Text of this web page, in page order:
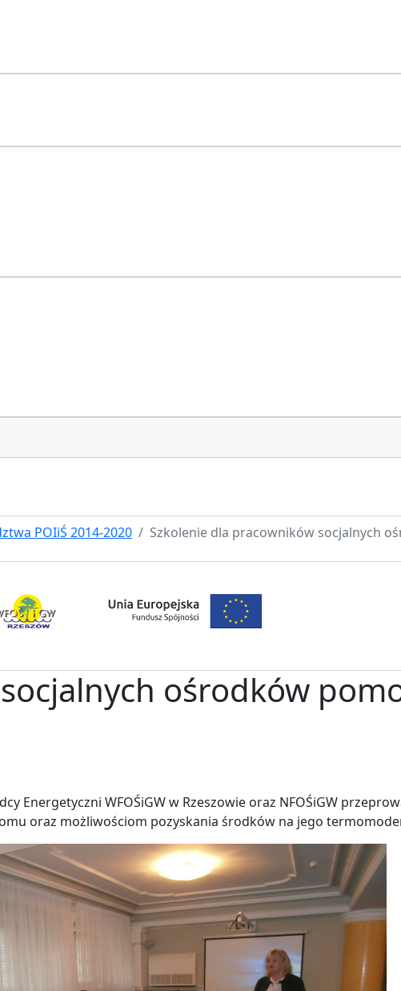
POIiŚ 2014-2020 Szkolenie dla pracowników socjalnych
ośrodków
Energetyczni WFOŚiGW w Rzeszowie oraz NFOŚiGW
oraz możliwościom pozyskania środków na jego